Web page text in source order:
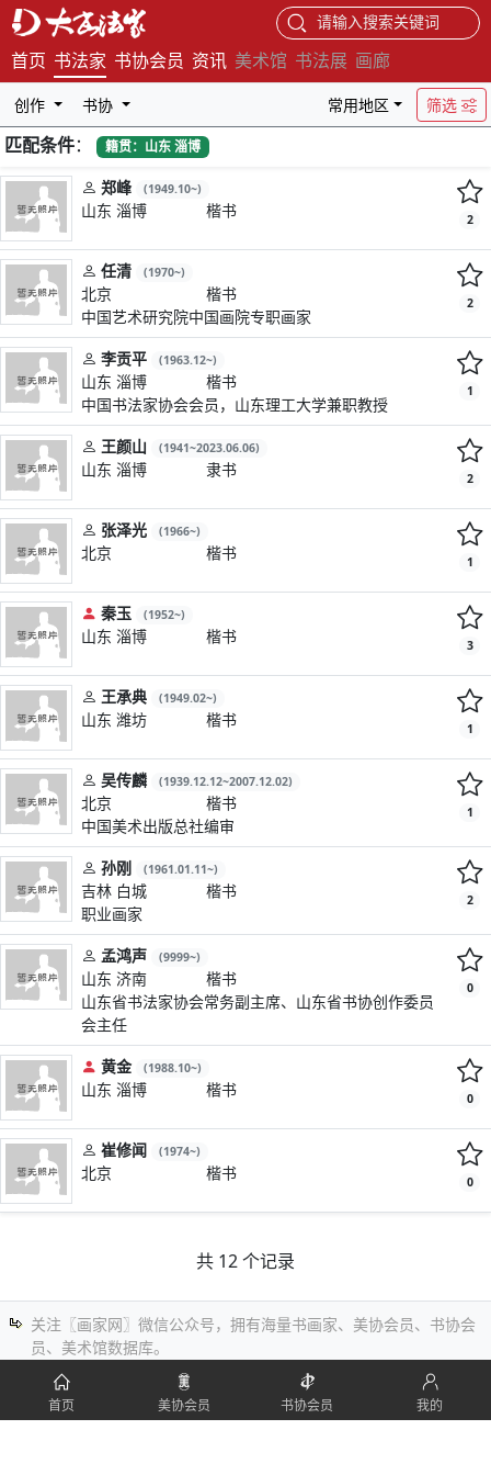
请输入搜索关键词
首页 书法家 书协会员 资讯 美术馆 书法展 画廊
创作 书协 常用地区 筛选
匹配条件： 籍贯：山东 淄博
郑峰 (1949.10~)
山东 淄博 楷书 2
任清 (1970~)
北京
楷书
中国艺术研究院中国画院专职画家
2
李贡平 (1963.12~)
山东 淄博
楷书
中国书法家协会会员，山东理工大学兼职教授
1
王颜山 (1941~2023.06.06)
山东 淄博 隶书 2
张泽光 (1966~)
北京 楷书 1
秦玉 (1952~)
山东 淄博 楷书 3
王承典 (1949.02~)
山东 潍坊 楷书 1
吴传麟 (1939.12.12~2007.12.02)
北京
楷书
中国美术出版总社编审
1
孙刚 (1961.01.11~)
吉林 白城
楷书
职业画家
2
孟鸿声 (9999~)
山东 济南
楷书
山东省书法家协会常务副主席、山东省书协创作委员
会主任
0
黄金 (1988.10~)
山东 淄博 楷书 0
崔修闻 (1974~)
北京 楷书 0
共 12 个记录
关注〖画家网〗微信公众号，拥有海量书画家、美协会员、书协会
员、美术馆数据库。
了解更多资料及相关操作，请在电脑端访问本站主站
https://www.shufajia.cc
发现问题请联系本站管理员（微信：huajia-cc）
首页 美协会员 书协会员 我的